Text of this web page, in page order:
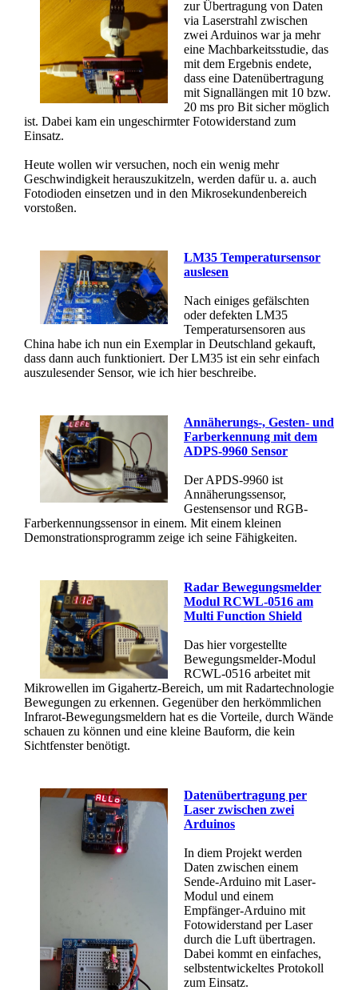
zur Übertragung von Daten
via Laserstrahl zwischen
zwei Arduinos war ja mehr
eine Machbarkeitsstudie, das
mit dem Ergebnis endete,
dass eine Datenübertragung
mit Signallängen mit 10 bzw.
20 ms pro Bit sicher möglich
ist. Dabei kam ein ungeschirmter Fotowiderstand zum
Einsatz.
Heute wollen wir versuchen, noch ein wenig mehr
Geschwindigkeit herauszukitzeln, werden dafür u. a. auch
Fotodioden einsetzen und in den Mikrosekundenbereich
vorstoßen.
LM35 Temperatursensor
auslesen
Nach einiges gefälschten
oder defekten LM35
Temperatursensoren aus
China habe ich nun ein Exemplar in Deutschland gekauft,
dass dann auch funktioniert. Der LM35 ist ein sehr einfach
auszulesender Sensor, wie ich hier beschreibe.
Annäherungs-, Gesten- und
Farberkennung mit dem
ADPS-9960 Sensor
Der APDS-9960 ist
Annäherungssensor,
Gestensensor und RGB-
Farberkennungssensor in einem. Mit einem kleinen
Demonstrationsprogramm zeige ich seine Fähigkeiten.
Radar Bewegungsmelder
Modul RCWL-0516 am
Multi Function Shield
Das hier vorgestellte
Bewegungsmelder-Modul
RCWL-0516 arbeitet mit
Mikrowellen im Gigahertz-Bereich, um mit Radartechnologie
Bewegungen zu erkennen. Gegenüber den herkömmlichen
Infrarot-Bewegungsmeldern hat es die Vorteile, durch Wände
schauen zu können und eine kleine Bauform, die kein
Sichtfenster benötigt.
Datenübertragung per
Laser zwischen zwei
Arduinos
In diem Projekt werden
Daten zwischen einem
Sende-Arduino mit Laser-
Modul und einem
Empfänger-Arduino mit
Fotowiderstand per Laser
durch die Luft übertragen.
Dabei kommt en einfaches,
selbstentwickeltes Protokoll
zum Einsatz.